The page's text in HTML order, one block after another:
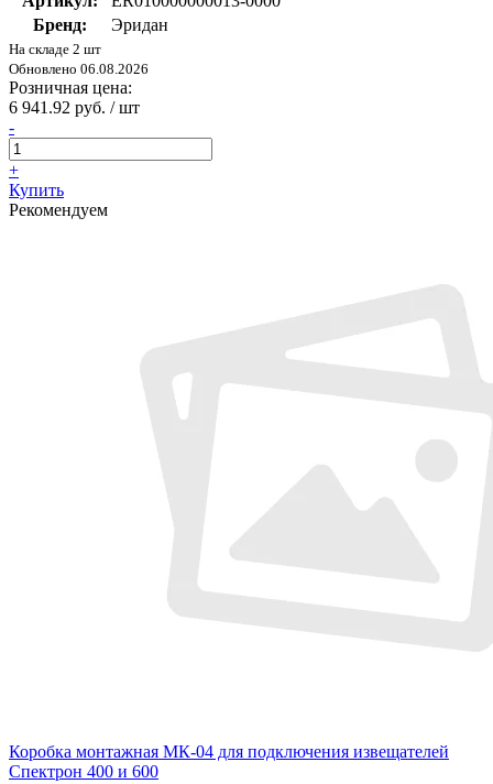
Бренд:
Эридан
На складе 2 шт
Обновлено 06.08.2026
Розничная цена:
6 941.92 руб. / шт
-
+
Купить
Рекомендуем
Коробка монтажная МК-04 для подключения извещателей
Спектрон 400 и 600